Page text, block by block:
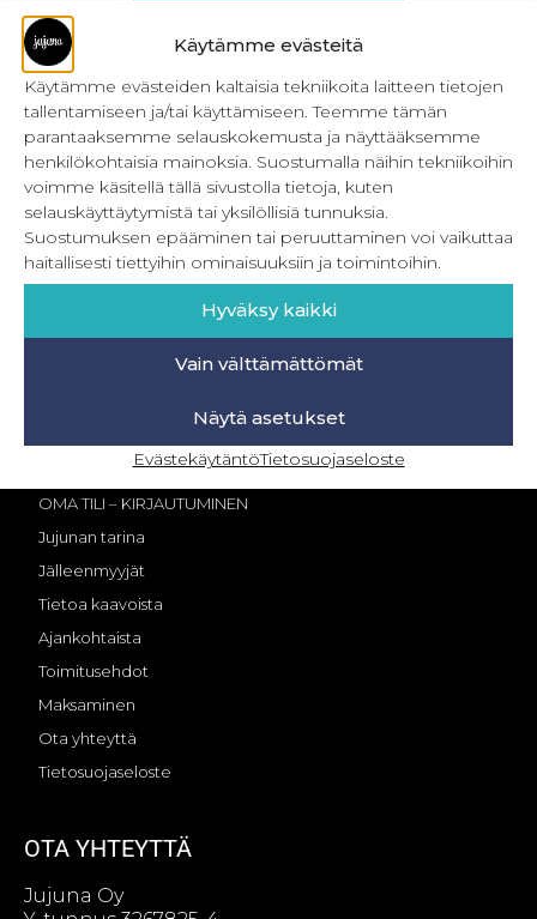
Käytämme evästeitä
Käytämme evästeiden kaltaisia tekniikoita laitteen tietojen
tallentamiseen ja/tai käyttämiseen. Teemme tämän
parantaaksemme selauskokemusta ja näyttääksemme
henkilökohtaisia mainoksia. Suostumalla näihin tekniikoihin
voimme käsitellä tällä sivustolla tietoja, kuten
selauskäyttäytymistä tai yksilöllisiä tunnuksia.
Suostumuksen epääminen tai peruuttaminen voi vaikuttaa
haitallisesti tiettyihin ominaisuuksiin ja toimintoihin.
Hyväksy kaikki
Vain välttämättömät
Näytä asetukset
EvästekäytäntöTietosuojaseloste
PDF Pompulat
0,00€ Sis. ALV
Lisää ostoskoriin
← 1 2
INFO
OMA TILI – KIRJAUTUMINEN
Jujunan tarina
Jälleenmyyjät
Tietoa kaavoista
Ajankohtaista
Toimitusehdot
Maksaminen
Ota yhteyttä
Tietosuojaseloste
OTA YHTEYTTÄ
Jujuna Oy